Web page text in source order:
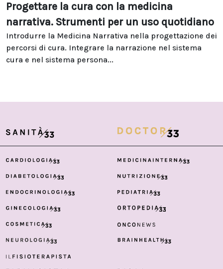
Progettare la cura con la medicina
narrativa. Strumenti per un uso quotidiano
Introdurre la Medicina Narrativa nella progettazione dei
percorsi di cura. Integrare la narrazione nel sistema
cura e nel sistema persona...